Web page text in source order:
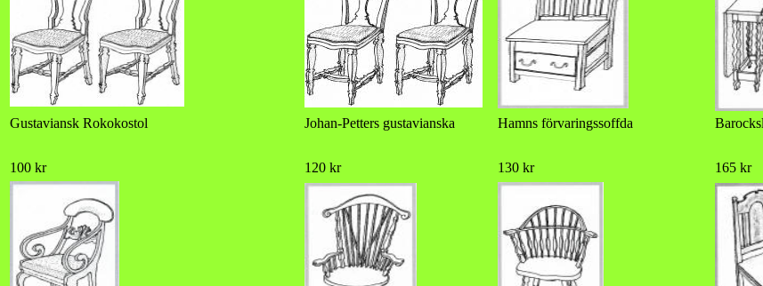
Gustaviansk Rokokostol Johan-Petters gustavianska Hamns förvaringssoffda
100 kr 120 kr 130 kr 165 kr